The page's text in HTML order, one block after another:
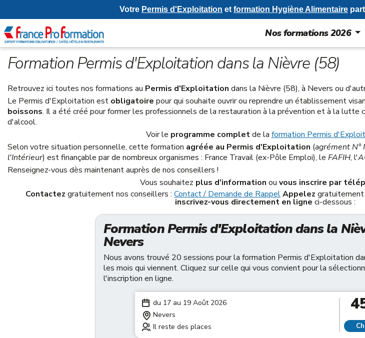
Nos formations 2026
Formation Permis d'Exploitation dans la Nièvre (58)
Retrouvez ici toutes nos formations au Permis d'Exploitation dans la Nièvre (58), à Nevers ou
Le Permis d'Exploitation est obligatoire pour qui souhaite ouvrir ou reprendre un établissement
boissons. Il a été créé pour former les professionnels de la restauration à la prévention et à la lutte
d'alcool.
Voir le programme completde la formation Permis
Selon votre situation personnelle, cette formation agréée au Permis d'Exploitation (agrément
l'Intérieur) est finançable par de nombreux organismes : France Travail (ex-Pôle Emploi), le FAFIH, l'
Renseignez-vous dès maintenant auprès de nos conseillers !
Vous souhaitez plus d'information ou vous inscrire par
Contactez gratuitement nos conseillers :Contact / Demande de RappelAppelez
inscrivez-vous directement en ligne ci-dessous :
Formation Permis d'Exploitation dans la
Nevers
Nous avons trouvé 20 sessions pour la formation Permis d'Exploitation
les mois qui viennent. Cliquez sur celle qui vous convient pour la
l'inscription en ligne.
du 17 au 19 Août 2026
Nevers
Il reste des places
Votre Permis d'Exploitation et formation Hygiène Alimentaire